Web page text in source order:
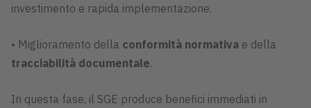
investimento e rapida implementazione.
• Miglioramento della conformità normativa e della
tracciabilità documentale.
In questa fase, il SGE produce benefici immediati in